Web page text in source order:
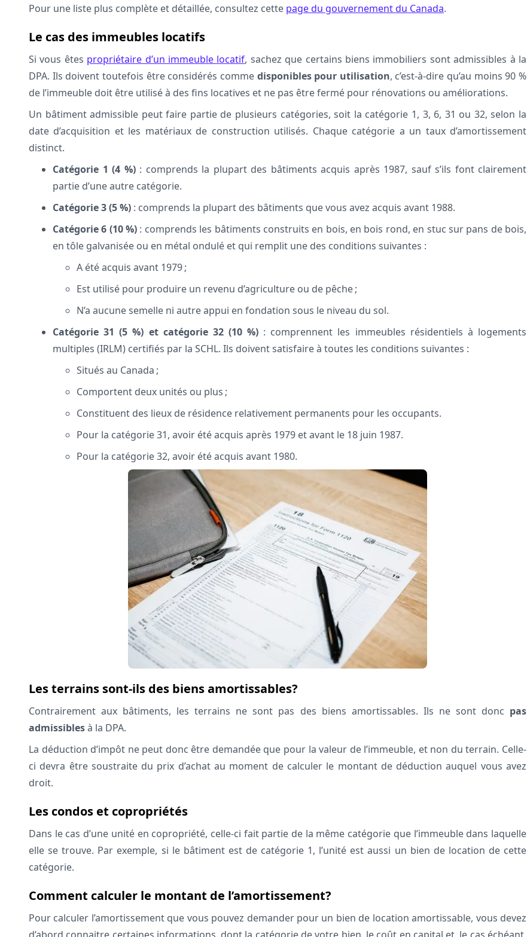
Pour une liste plus complète et détaillée, consultez cette page du gouvernement du Canada.
Le cas des immeubles locatifs
Si vous êtes propriétaire d’un immeuble locatif, sachez que certains biens immobiliers sont admissibles à la
DPA. Ils doivent toutefois être considérés comme disponibles pour utilisation, c’est-à-dire qu’au moins 90 %
de l’immeuble doit être utilisé à des fins locatives et ne pas être fermé pour rénovations ou améliorations.
Un bâtiment admissible peut faire partie de plusieurs catégories, soit la catégorie 1, 3, 6, 31 ou 32, selon la
date d’acquisition et les matériaux de construction utilisés. Chaque catégorie a un taux d’amortissement
distinct.
Catégorie 1 (4 %): comprends la plupart des bâtiments acquis après 1987, sauf s’ils font clairement
partie d’une autre catégorie.
Catégorie 3 (5 %) : comprends la plupart des bâtiments que vous avez acquis avant 1988.
Catégorie 6 (10 %) : comprends les bâtiments construits en bois, en bois rond, en stuc sur pans de bois,
en tôle galvanisée ou en métal ondulé et qui remplit une des conditions suivantes :
A été acquis avant 1979 ;
Est utilisé pour produire un revenu d’agriculture ou de pêche ;
N’a aucune semelle ni autre appui en fondation sous le niveau du sol.
Catégorie 31 (5 %) et catégorie 32 (10 %) : comprennent les immeubles résidentiels à logements
multiples (IRLM) certifiés par la SCHL. Ils doivent satisfaire à toutes les conditions suivantes :
Situés au Canada ;
Comportent deux unités ou plus ;
Constituent des lieux de résidence relativement permanents pour les occupants.
Pour la catégorie 31, avoir été acquis après 1979 et avant le 18 juin 1987.
Pour la catégorie 32, avoir été acquis avant 1980.
Les terrains sont-ils des biens amortissables?
Contrairement aux bâtiments, les terrains ne sont pas des biens amortissables. Ils ne sont donc pas
admissiblesà la DPA.
La déduction d’impôt ne peut donc être demandée que pour la valeur de l’immeuble, et non du terrain. Celle-
ci devra être soustraite du prix d’achat au moment de calculer le montant de déduction auquel vous avez
droit.
Les condos et copropriétés
Dans le cas d’une unité en copropriété, celle-ci fait partie de la même catégorie que l’immeuble dans laquelle
elle se trouve. Par exemple, si le bâtiment est de catégorie 1, l’unité est aussi un bien de location de cette
catégorie.
Comment calculer le montant de l’amortissement?
Pour calculer l’amortissement que vous pouvez demander pour un bien de location amortissable, vous devez